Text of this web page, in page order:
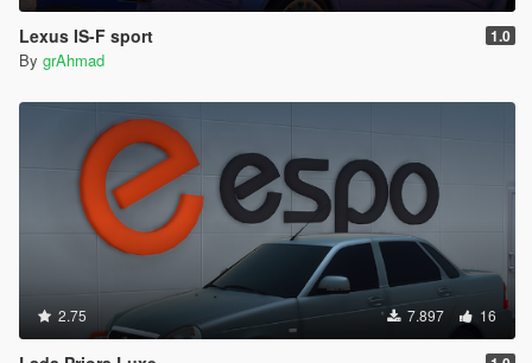
Lexus IS-F sport 1.0
By grAhmad
2.75 7.897 16